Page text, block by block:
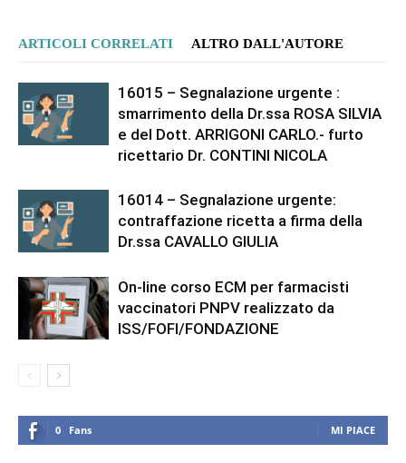
ARTICOLI CORRELATI ALTRO DALL'AUTORE
16015 – Segnalazione urgente :
smarrimento della Dr.ssa ROSA SILVIA
e del Dott. ARRIGONI CARLO.- furto
ricettario Dr. CONTINI NICOLA
16014 – Segnalazione urgente:
contraffazione ricetta a firma della
Dr.ssa CAVALLO GIULIA
On-line corso ECM per farmacisti
vaccinatori PNPV realizzato da
ISS/FOFI/FONDAZIONE
0 Fans MI PIACE